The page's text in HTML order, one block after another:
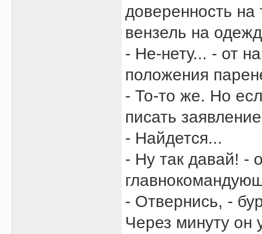
доверенность
вензель на
- Не-нету... - от
положения
- То-то же. Но
писать
- Найдется...
- Ну так давай! -
- Отвернись, -
Через минуту он